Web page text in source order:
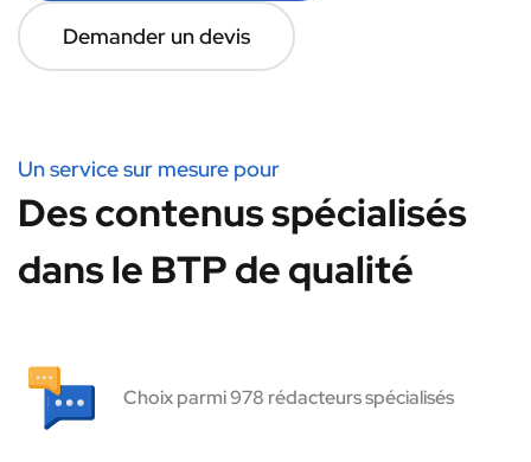
Demander un devis
Un service sur mesure pour
Des contenus spécialisés
dans le BTP de qualité
Choix parmi 978 rédacteurs spécialisés